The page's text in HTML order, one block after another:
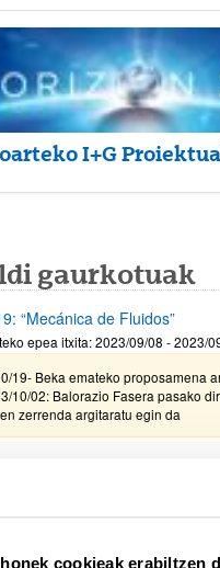
cookieak erabiltzen
I+G
gaurkotuak
“Mecánica de Fluidos”
epea itxita: 2023/09/08 - 2023/
19- Beka emateko proposamena
10/02: Balorazio Fasera pasako
zerrenda argitaratu egin da
basados en
epea itxita: 2023/09/08 - 2023/